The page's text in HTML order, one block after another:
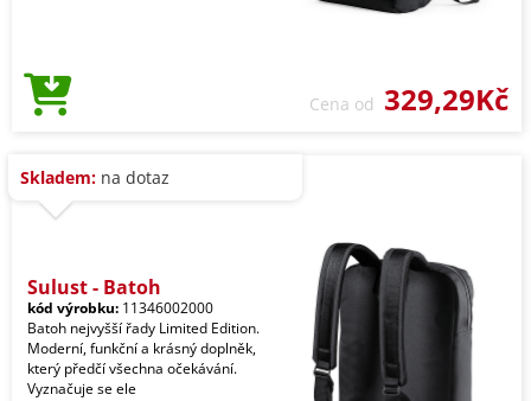
Cena od 329,29Kč
Skladem: na dotaz
Sulust - Batoh
kód výrobku: 11346002000
Batoh nejvyšší řady Limited Edition.
Moderní, funkční a krásný doplněk,
který předčí všechna očekávání.
Vyznačuje se ele